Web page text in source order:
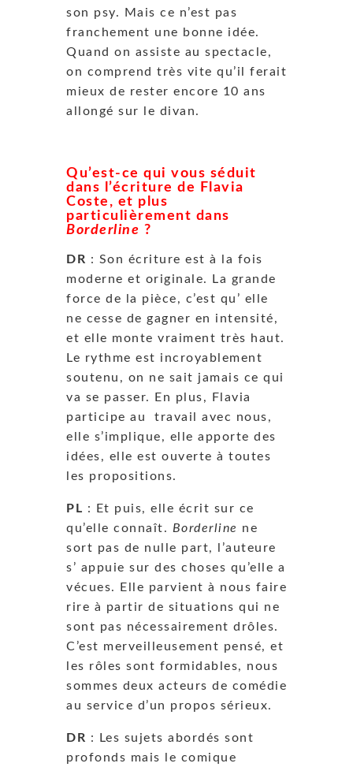
son psy. Mais ce n’est pas
franchement une bonne idée.
Quand on assiste au spectacle,
on comprend très vite qu’il ferait
mieux de rester encore 10 ans
allongé sur le divan.
Qu’est-ce qui vous séduit
dans l’écriture de Flavia
Coste, et plus
particulièrement dans
Borderline ?
DR : Son écriture est à la fois
moderne et originale. La grande
force de la pièce, c’est qu’ elle
ne cesse de gagner en intensité,
et elle monte vraiment très haut.
Le rythme est incroyablement
soutenu, on ne sait jamais ce qui
va se passer. En plus, Flavia
participe au travail avec nous,
elle s’implique, elle apporte des
idées, elle est ouverte à toutes
les propositions.
PL : Et puis, elle écrit sur ce
qu’elle connaît. Borderline ne
sort pas de nulle part, l’auteure
s’ appuie sur des choses qu’elle a
vécues. Elle parvient à nous faire
rire à partir de situations qui ne
sont pas nécessairement drôles.
C’est merveilleusement pensé, et
les rôles sont formidables, nous
sommes deux acteurs de comédie
au service d’un propos sérieux.
DR : Les sujets abordés sont
profonds mais le comique